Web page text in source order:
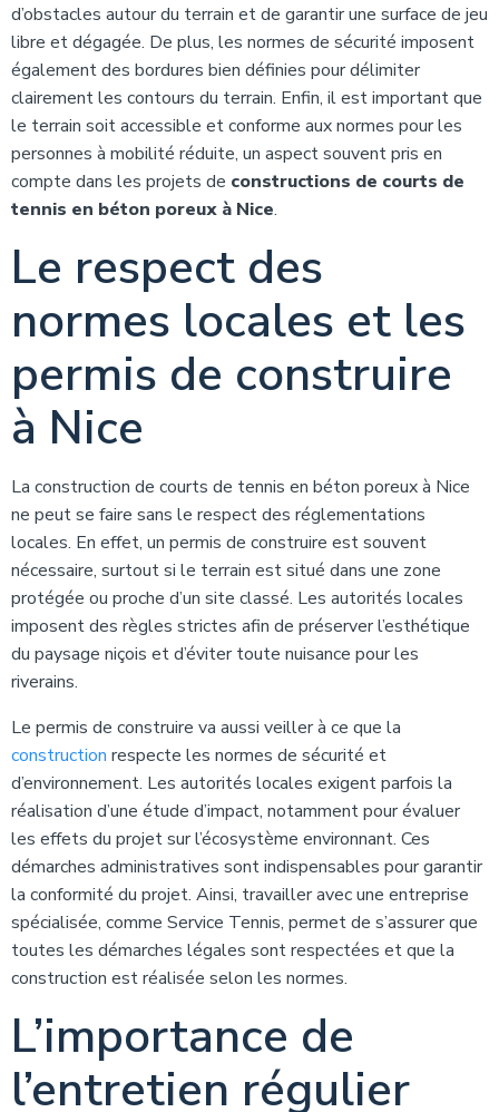
d’obstacles autour du terrain et de garantir une surface de jeu
libre et dégagée. De plus, les normes de sécurité imposent
également des bordures bien définies pour délimiter
clairement les contours du terrain. Enfin, il est important que
le terrain soit accessible et conforme aux normes pour les
personnes à mobilité réduite, un aspect souvent pris en
compte dans les projets de constructions de courts de
tennis en béton poreux à Nice.
Le respect des
normes locales et les
permis de construire
à Nice
La construction de courts de tennis en béton poreux à Nice
ne peut se faire sans le respect des réglementations
locales. En effet, un permis de construire est souvent
nécessaire, surtout si le terrain est situé dans une zone
protégée ou proche d’un site classé. Les autorités locales
imposent des règles strictes afin de préserver l’esthétique
du paysage niçois et d’éviter toute nuisance pour les
riverains.
Le permis de construire va aussi veiller à ce que la
construction respecte les normes de sécurité et
d’environnement. Les autorités locales exigent parfois la
réalisation d’une étude d’impact, notamment pour évaluer
les effets du projet sur l’écosystème environnant. Ces
démarches administratives sont indispensables pour garantir
la conformité du projet. Ainsi, travailler avec une entreprise
spécialisée, comme Service Tennis, permet de s’assurer que
toutes les démarches légales sont respectées et que la
construction est réalisée selon les normes.
L’importance de
l’entretien régulier